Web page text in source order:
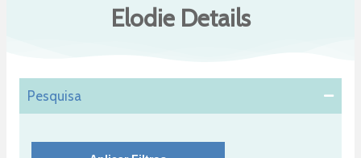
Elodie Details
Pesquisa